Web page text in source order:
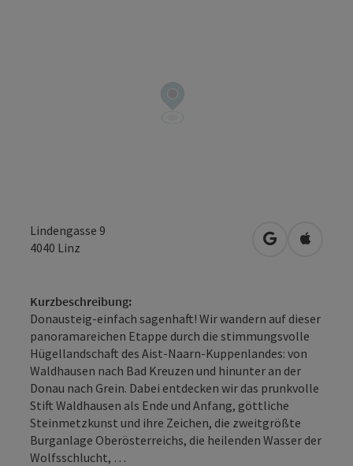
Lindengasse 9
4040 Linz in Google
in
Kurzbeschreibung:
Donausteig-einfach sagenhaft! Wir wandern auf dieser
panoramareichen Etappe durch die stimmungs­volle
Hügellandschaft des Aist-Naarn-Kuppenlandes: von
Waldhausen nach Bad Kreuzen und hinunter an der
Donau nach Grein. Dabei entdecken wir das prunkvolle
Stift Waldhausen als Ende und Anfang, göttliche
Steinmetzkunst und ihre Zeichen, die zweitgrößte
Burganlage Oberösterreichs, die heilenden Wasser der
Wolfsschlucht, …